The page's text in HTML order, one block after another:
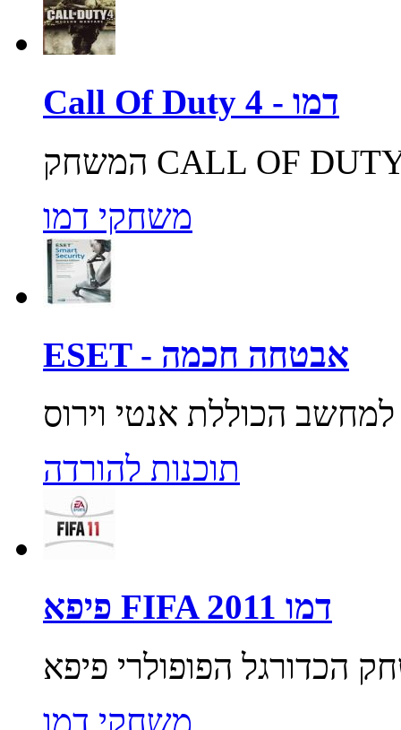
Call Of Duty 4 - דמו
משחקי דמו
ESET - אבטחה חכמה
תוכנות להורדה
פיפא FIFA 2011 דמו
משחקי דמו